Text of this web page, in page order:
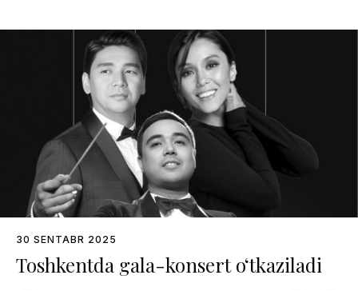
30 SENTABR 2025
Toshkentda gala-konsert o‘tkaziladi